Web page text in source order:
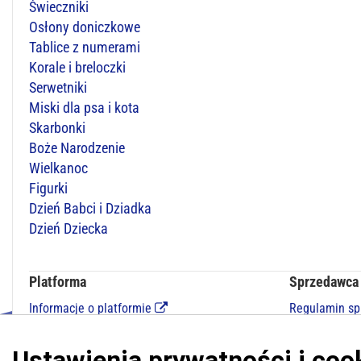
Świeczniki
Osłony doniczkowe
Tablice z numerami
Korale i breloczki
Serwetniki
Miski dla psa i kota
Skarbonki
Boże Narodzenie
Wielkanoc
Figurki
Dzień Babci i Dziadka
Dzień Dziecka
Platforma
Informacje o platformie
Polityka prywatności platformy
Sprzedawca
Regulamin
Kontakt